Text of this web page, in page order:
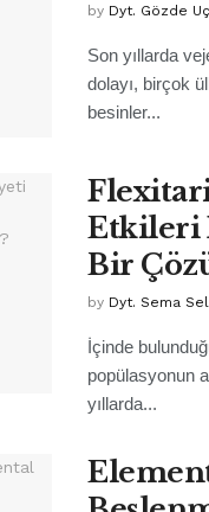
by Dyt. Gözde
Son yıllarda
dolayı, birçok
besinler...
Etkileri
Bir
by Dyt. Sema
İçinde
popülasyonun
yıllarda...